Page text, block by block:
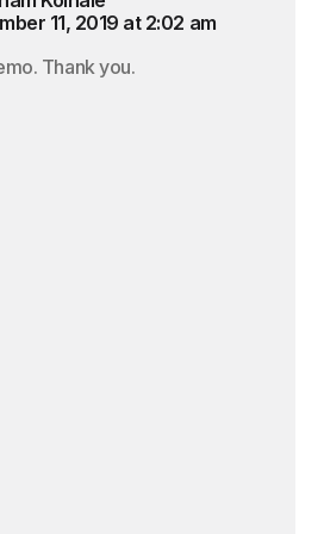
11, 2019 at 2:02 am
Thank you.